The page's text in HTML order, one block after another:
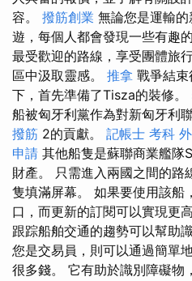
容。 撥筋創業 無論您是運輸
遊，每個人都會發現一些有趣
最受歡迎的路線，享受團體旅
區中汲取靈感。 推拿 戰爭結
下，首先準備了Tisza的裝修。
船被匈牙利黨作為對新匈牙利
撥筋 2的貢獻。 記帳士 考科
申請 其他船隻是蘇聯商業艦
財產。 只需進入兩國之間的路
隻填滿屏幕。 如果要使用該船
口，而更新的訂閱可以實現更
跟踪船舶交通的趨勢可以幫助
您是交易員，則可以通過簡單
很多錢。 它有助於識別障礙物